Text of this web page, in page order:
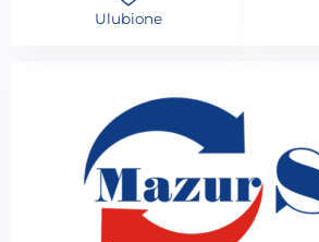
Ulubione